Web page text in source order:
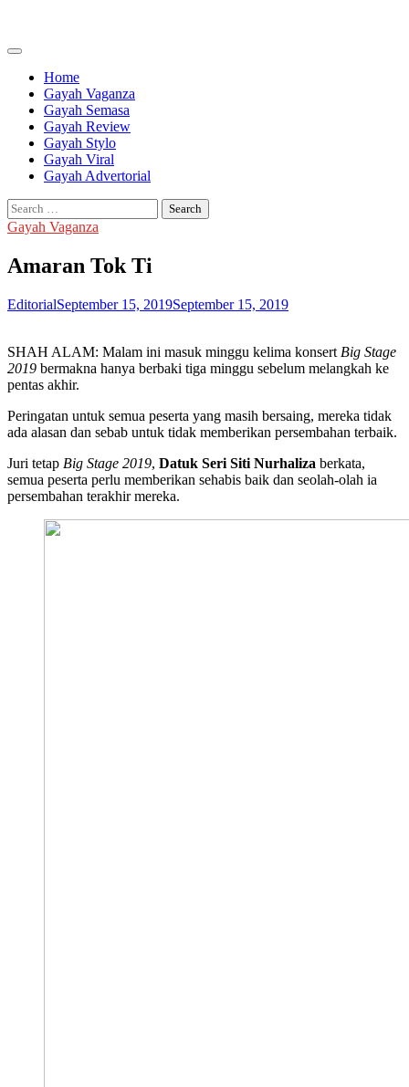
content
Home
Gayah Vaganza
Gayah Semasa
Gayah Review
Gayah Stylo
Gayah Viral
Gayah Advertorial
Search
for:
Gayah Vaganza
Amaran Tok Ti
EditorialSeptember 15, 2019September 15, 2019
SHAH ALAM: Malam ini masuk minggu kelima konsert Big Stage
2019 bermakna hanya berbaki tiga minggu sebelum melangkah ke
pentas akhir.
Peringatan untuk semua peserta yang masih bersaing, mereka tidak
ada alasan dan sebab untuk tidak memberikan persembahan terbaik.
Juri tetap Big Stage 2019, Datuk Seri Siti Nurhaliza berkata,
semua peserta perlu memberikan sehabis baik dan seolah-olah ia
persembahan terakhir mereka.